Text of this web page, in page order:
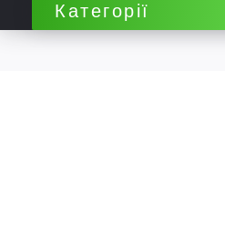
Категорії